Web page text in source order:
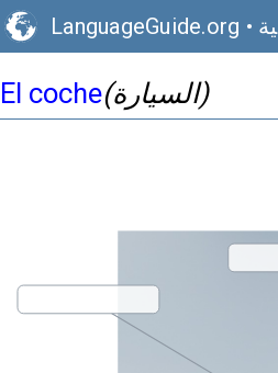
LanguageGuide.org •
El coche (السيارة)